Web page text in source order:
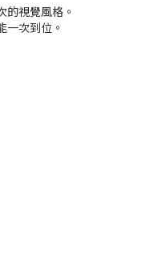
視覺風格。
次到位。